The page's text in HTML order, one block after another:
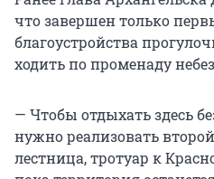
что завершен только
благоустройства
ходить по променаду
— Чтобы отдыхать здесь
нужно реализовать
лестница, тротуар к